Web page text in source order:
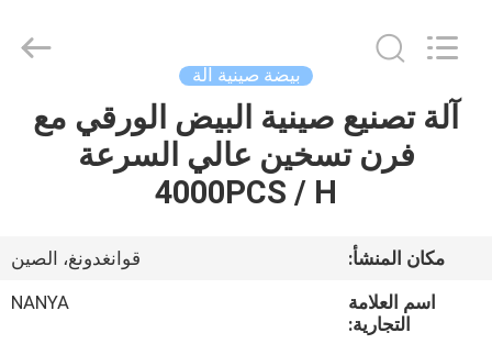
الصفحة
الرئيسية
أشرطة
Equipment
Rights
بيضة صينية آلة
آلة تصنيع صينية البيض الورقي مع
فرن تسخين عالي السرعة
4000PCS / H
مكان المنشأ:
قوانغدونغ، الصين
اسم العلامة
التجارية:
NANYA